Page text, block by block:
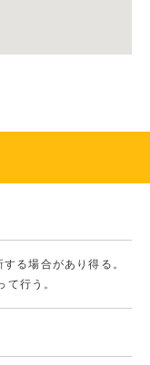
る場合があり得る。
て行う。